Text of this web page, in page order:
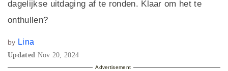
dagelijkse uitdaging af te ronden. Klaar om het te
onthullen?
by Lina
Updated Nov 20, 2024
Advertisement